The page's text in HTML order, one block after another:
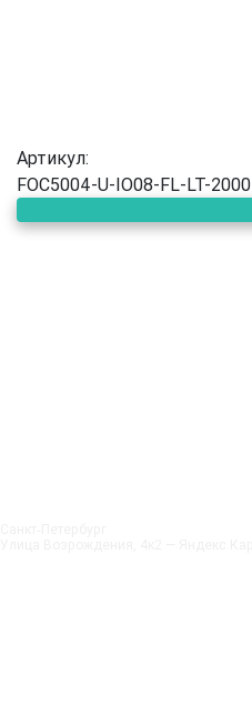
Артикул:
FOC5004-U-IO08-FL-LT-2000